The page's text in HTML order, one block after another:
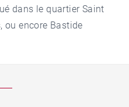
dans le quartier Saint
ou encore Bastide